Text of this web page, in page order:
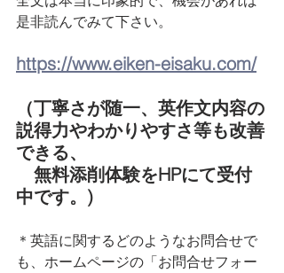
是非読んでみて下さい。
https://www.eiken-eisaku.com/
（丁寧さが随一、英作文内容の
説得力やわかりやすさ等も改善
できる、
無料添削体験をHPにて受付
中です。)
＊英語に関するどのようなお問合せで
も、ホームページの「お問合せフォー